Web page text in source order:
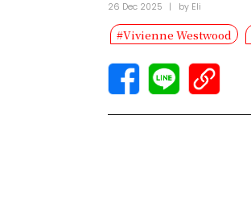
26 Dec 2025 | by Eli
#Vivienne Westwood